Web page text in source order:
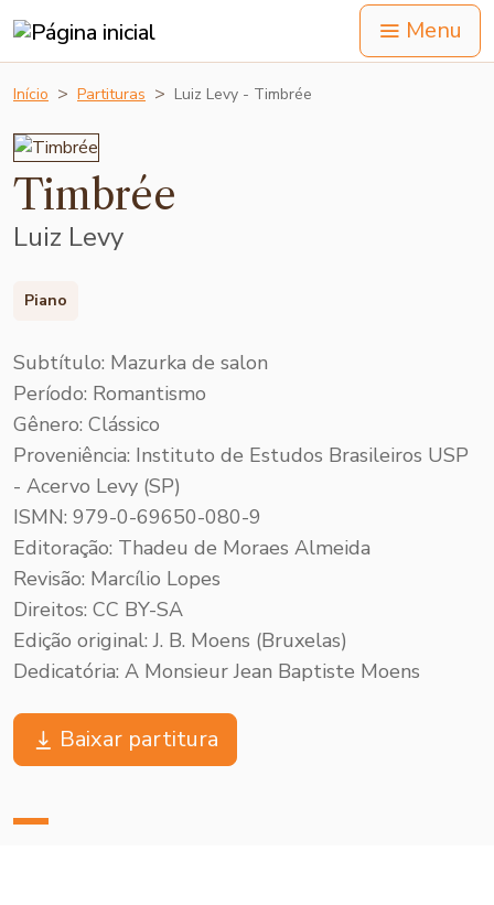
Menu
Início Partituras Luiz Levy - Timbrée
Timbrée
Luiz Levy
Piano
Subtítulo: Mazurka de salon
Período: Romantismo
Gênero: Clássico
Proveniência: Instituto de Estudos Brasileiros USP
- Acervo Levy (SP)
ISMN: 979-0-69650-080-9
Editoração: Thadeu de Moraes Almeida
Revisão: Marcílio Lopes
Direitos: CC BY-SA
Edição original: J. B. Moens (Bruxelas)
Dedicatória: A Monsieur Jean Baptiste Moens
Baixar partitura